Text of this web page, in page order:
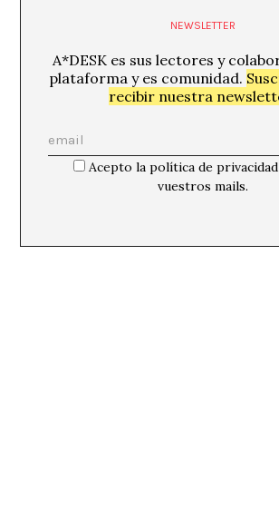
NEWSLETTER
A*DESK es sus lectores y
plataforma y es comunidad.
recibir nuestra
Acepto la política de
vuestros mails.